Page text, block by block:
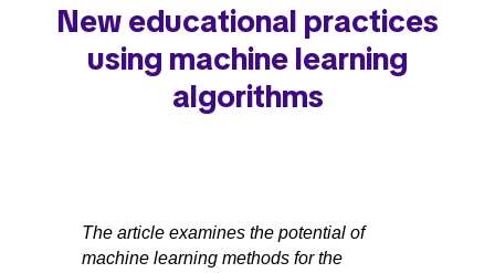
New educational practices
using machine learning
algorithms
The article examines the potential of
machine learning methods for the